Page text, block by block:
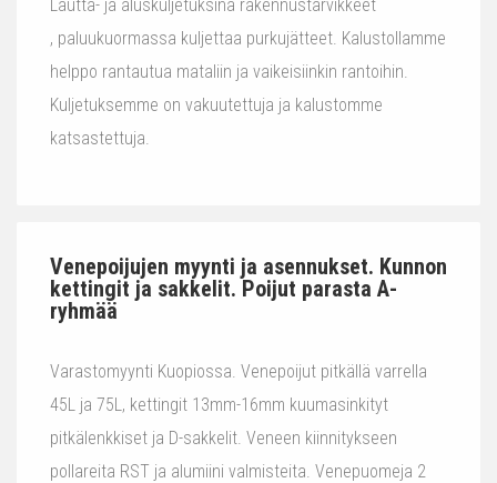
Lautta- ja aluskuljetuksina rakennustarvikkeet
, paluukuormassa kuljettaa purkujätteet. Kalustollamme
helppo rantautua mataliin ja vaikeisiinkin rantoihin.
Kuljetuksemme on vakuutettuja ja kalustomme
katsastettuja.
Venepoijujen myynti ja asennukset. Kunnon
kettingit ja sakkelit. Poijut parasta A-
ryhmää
Varastomyynti Kuopiossa. Venepoijut pitkällä varrella
45L ja 75L, kettingit 13mm-16mm kuumasinkityt
pitkälenkkiset ja D-sakkelit. Veneen kiinnitykseen
pollareita RST ja alumiini valmisteita. Venepuomeja 2